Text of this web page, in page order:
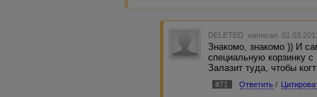
DELETED написал
Знакомо, знакомо )) И
специальную корзинку
Залазит туда, чтобы
#71 Ответить /